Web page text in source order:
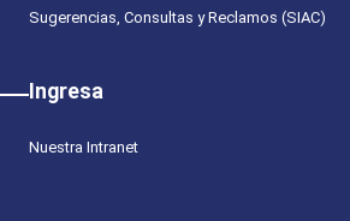
Sugerencias, Consultas y Reclamos (SIAC)
Ingresa
Nuestra Intranet